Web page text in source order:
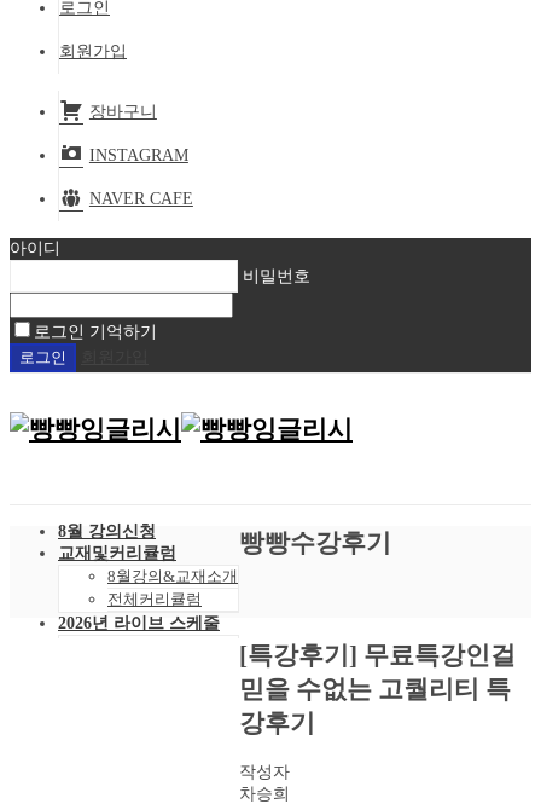
로그인
회원가입
장바구니
INSTAGRAM
NAVER CAFE
아이디
비밀번호
로그인 기억하기
8월 강의신청
교재및커리큘럼
8월강의&교재소개
전체커리큘럼
2026년 라이브 스케줄
빵빵수강후기
[특강후기] 무료특강인걸
믿을 수없는 고퀄리티 특
강후기
작성자
차승희